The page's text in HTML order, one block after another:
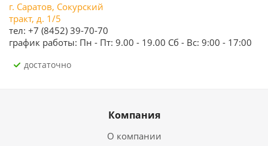
г. Саратов, Сокурский
тракт, д. 1/5
тел: +7 (8452) 39-70-70
график работы: Пн - Пт: 9.00 - 19.00 Сб - Вс: 9:00 - 17:00
Достаточно
Компания
О компании